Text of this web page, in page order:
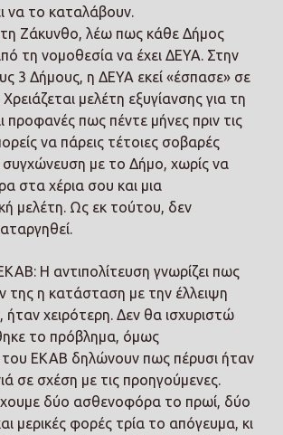
να το καταλάβουν.
Ζάκυνθο, λέω πως κάθε Δήμος
τη νομοθεσία να έχει ΔΕΥΑ. Στην
3 Δήμους, η ΔΕΥΑ εκεί «έσπασε» σε
μελέτη εξυγίανσης για τη
προφανές πως πέντε μήνες πριν τις
να πάρεις τέτοιες σοβαρές
συγχώνευση με το Δήμο, χωρίς να
στα χέρια σου και μια
μελέτη. Ως εκ τούτου, δεν
Η αντιπολίτευση γνωρίζει πως
της η κατάσταση με την έλλειψη
χειρότερη. Δεν θα ισχυριστώ
το πρόβλημα, όμως
του ΕΚΑΒ δηλώνουν πως πέρυσι ήταν
σε σχέση με τις προηγούμενες.
δύο ασθενοφόρα το πρωί, δύο
μερικές φορές τρία το απόγευμα, κι